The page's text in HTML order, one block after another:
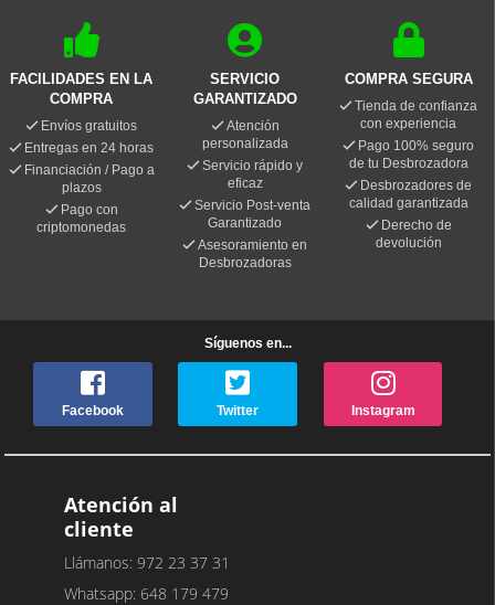
FACILIDADES EN LA
COMPRA
Envíos gratuitos
Entregas en 24 horas
Financiación / Pago a
plazos
Pago con
criptomonedas
SERVICIO
GARANTIZADO
Atención
personalizada
Servicio rápido y
eficaz
Servicio Post-venta
Garantizado
Asesoramiento en
Desbrozadoras
COMPRA SEGURA
Tienda de confianza
con experiencia
Pago 100% seguro
de tu Desbrozadora
Desbrozadores de
calidad garantizada
Derecho de
devolución
Síguenos en...
Facebook Twitter Instagram
Atención al
cliente
Llámanos: 972 23 37 31
Whatsapp: 648 179 479